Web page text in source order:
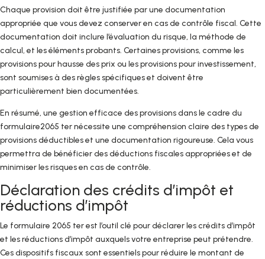
Chaque provision doit être justifiée par une documentation
appropriée que vous devez conserver en cas de contrôle fiscal. Cette
documentation doit inclure l’évaluation du risque, la méthode de
calcul, et les éléments probants. Certaines provisions, comme les
provisions pour hausse des prix ou les provisions pour investissement,
sont soumises à des règles spécifiques et doivent être
particulièrement bien documentées.
En résumé, une gestion efficace des provisions dans le cadre du
formulaire2065 ter nécessite une compréhension claire des types de
provisions déductibles et une documentation rigoureuse. Cela vous
permettra de bénéficier des déductions fiscales appropriées et de
minimiser les risques en cas de contrôle.
Déclaration des crédits d’impôt et
réductions d’impôt
Le formulaire 2065 ter est l’outil clé pour déclarer les crédits d’impôt
et les réductions d’impôt auxquels votre entreprise peut prétendre.
Ces dispositifs fiscaux sont essentiels pour réduire le montant de